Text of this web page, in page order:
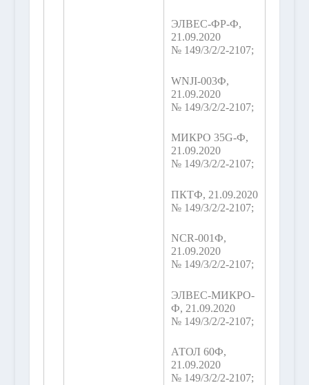
ЭЛВЕС-ФР-Ф,
21.09.2020
№ 149/3/2/2-2107;
WNJI-003Ф,
21.09.2020
№ 149/3/2/2-2107;
МИКРО 35G-Ф,
21.09.2020
№ 149/3/2/2-2107;
ПКТФ, 21.09.2020
№ 149/3/2/2-2107;
NCR-001Ф,
21.09.2020
№ 149/3/2/2-2107;
ЭЛВЕС-МИКРО-
Ф, 21.09.2020
№ 149/3/2/2-2107;
АТОЛ 60Ф,
21.09.2020
№ 149/3/2/2-2107;